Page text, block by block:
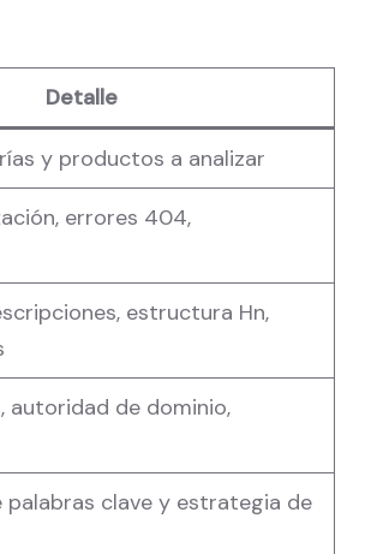
Detalle
y productos a analizar
errores 404,
estructura Hn,
autoridad de dominio,
palabras clave y estrategia de